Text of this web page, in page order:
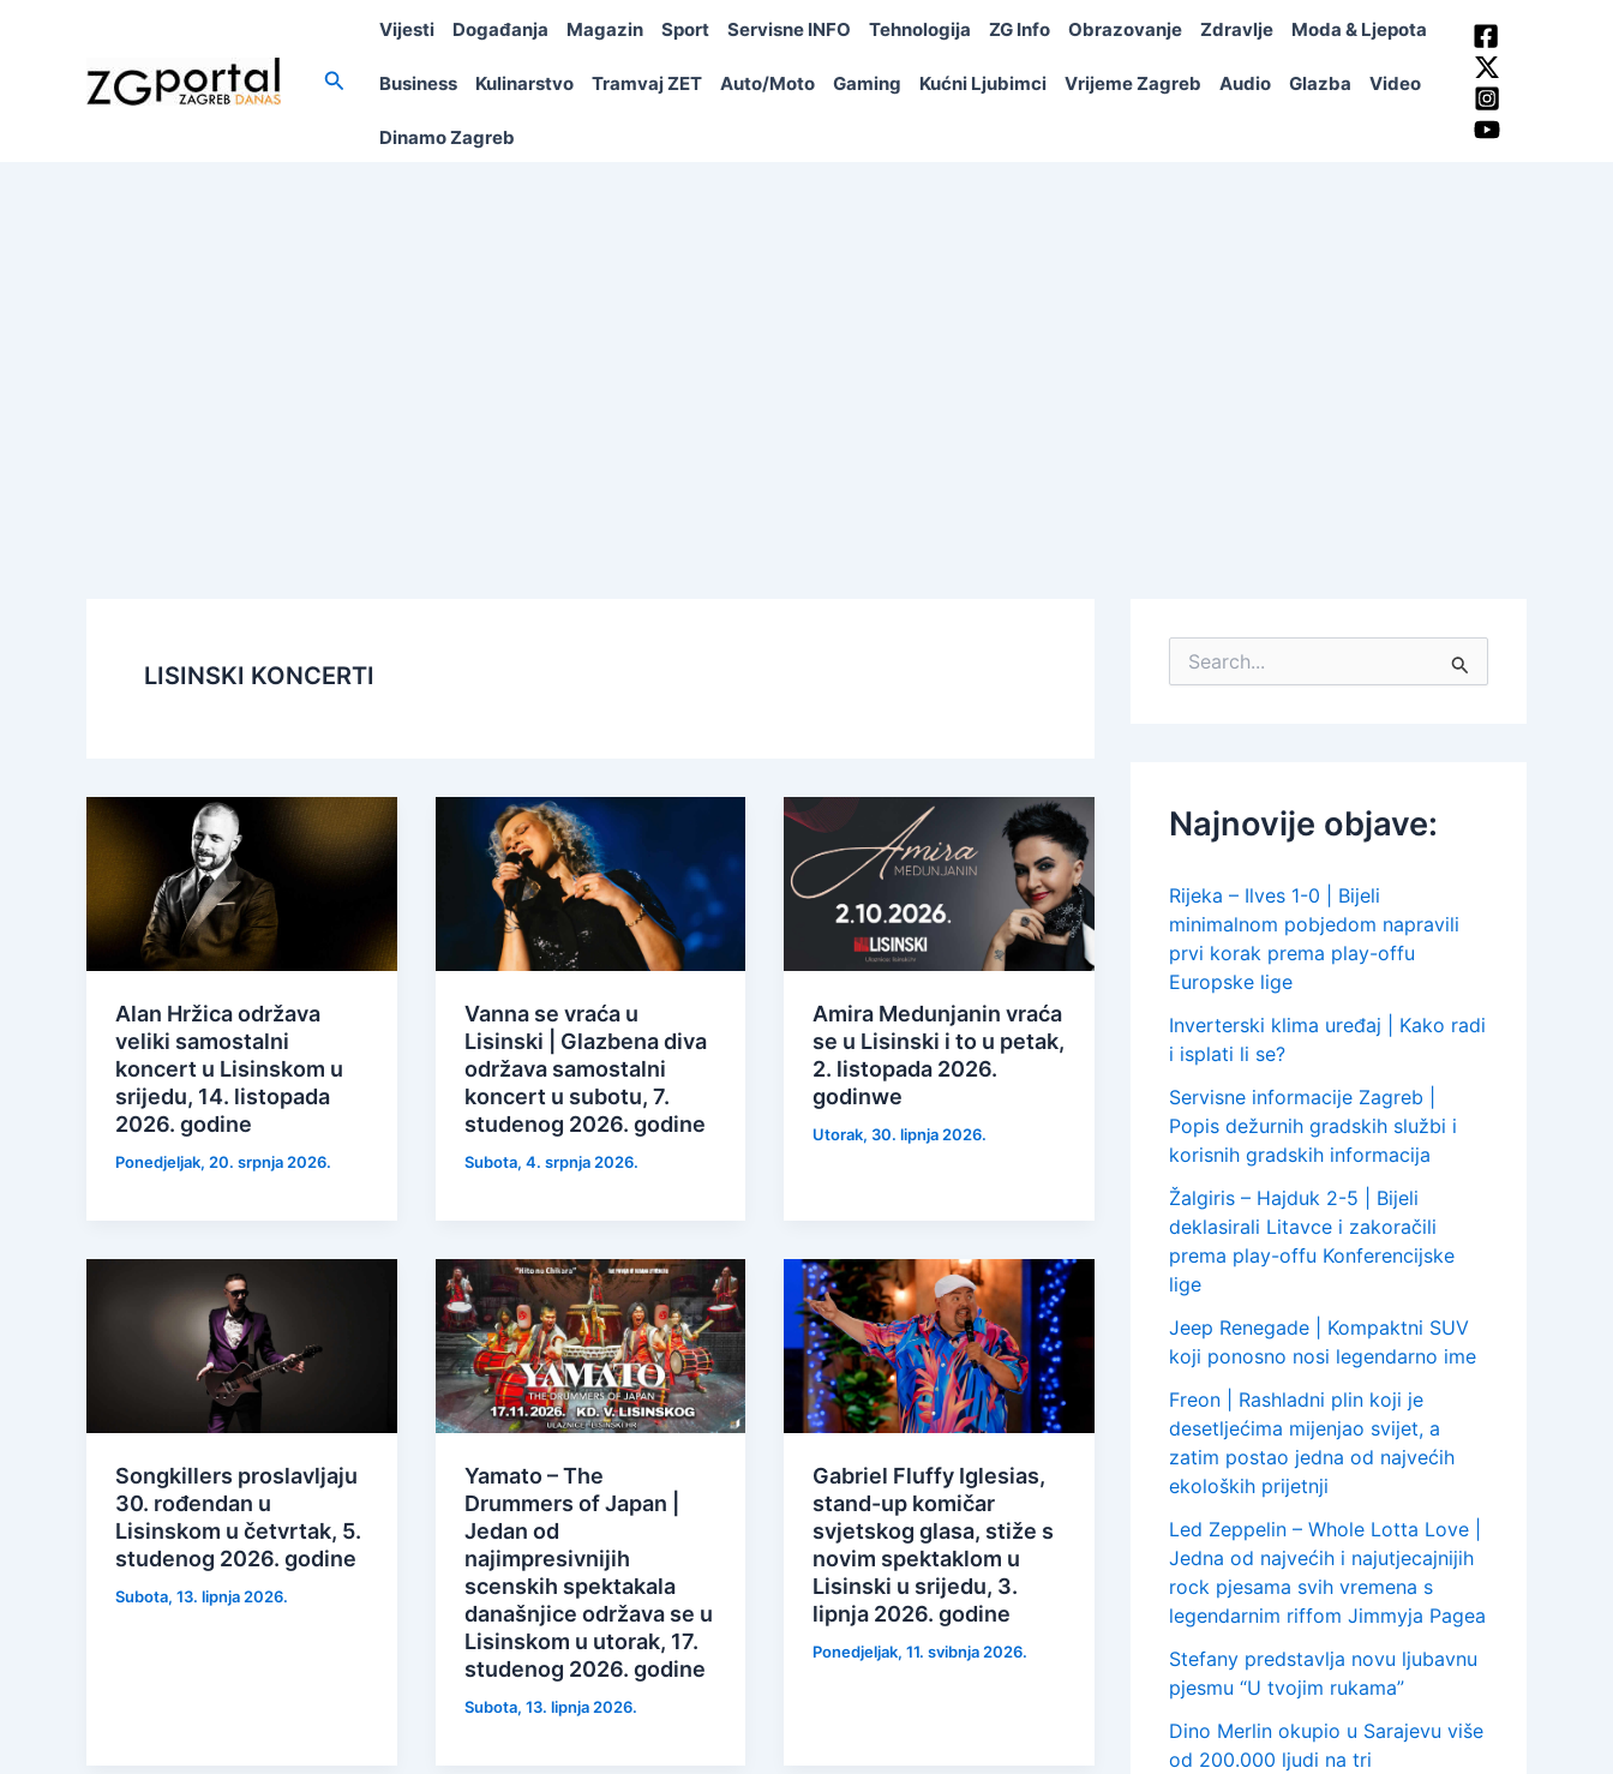
Search
Vijesti Događanja Magazin Sport Servisne INFO Tehnologija ZG Info Obrazovanje Zdravlje Moda & Ljepota
Business Kulinarstvo Tramvaj ZET Auto/Moto Gaming Kućni Ljubimci Vrijeme Zagreb Audio Glazba Video
Dinamo Zagreb
LISINSKI KONCERTI
Alan Hržica održava
veliki samostalni
koncert u Lisinskom u
srijedu, 14. listopada
2026. godine
Ponedjeljak, 20. srpnja 2026.
Vanna se vraća u
Lisinski | Glazbena diva
održava samostalni
koncert u subotu, 7.
studenog 2026. godine
Subota, 4. srpnja 2026.
Amira Medunjanin vraća
se u Lisinski i to u petak,
2. listopada 2026.
godinwe
Utorak, 30. lipnja 2026.
Songkillers proslavljaju
30. rođendan u
Lisinskom u četvrtak, 5.
studenog 2026. godine
Subota, 13. lipnja 2026.
Yamato – The
Drummers of Japan |
Jedan od
najimpresivnijih
scenskih spektakala
današnjice održava se u
Lisinskom u utorak, 17.
studenog 2026. godine
Subota, 13. lipnja 2026.
Gabriel Fluffy Iglesias,
stand-up komičar
svjetskog glasa, stiže s
novim spektaklom u
Lisinski u srijedu, 3.
lipnja 2026. godine
Ponedjeljak, 11. svibnja 2026.
o
rNajnovije objave:
Rijeka – Ilves 1-0 | Bijeli
minimalnom pobjedom napravili
prvi korak prema play-offu
Europske lige
Inverterski klima uređaj | Kako radi
i isplati li se?
Servisne informacije Zagreb |
Popis dežurnih gradskih službi i
korisnih gradskih informacija
Žalgiris – Hajduk 2-5 | Bijeli
deklasirali Litavce i zakoračili
prema play-offu Konferencijske
lige
Jeep Renegade | Kompaktni SUV
koji ponosno nosi legendarno ime
Freon | Rashladni plin koji je
desetljećima mijenjao svijet, a
zatim postao jedna od najvećih
ekoloških prijetnji
Led Zeppelin – Whole Lotta Love |
Jedna od najvećih i najutjecajnijih
rock pjesama svih vremena s
legendarnim riffom Jimmyja Pagea
Stefany predstavlja novu ljubavnu
pjesmu “U tvojim rukama”
Dino Merlin okupio u Sarajevu više
od 200.000 ljudi na tri